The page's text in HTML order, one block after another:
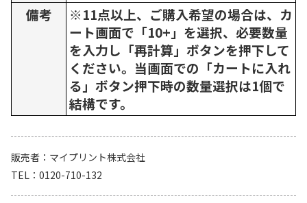
備考
※11点以上、ご購入希望の場合は、カ
ート画面で「10+」を選択、必要数量
を入力し「再計算」ボタンを押下して
ください。当画面での「カートに入れ
る」ボタン押下時の数量選択は1個で
結構です。
販売者
マイプリント株式会社
TEL
0120-710-132